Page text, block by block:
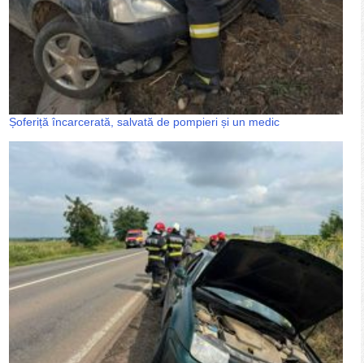
Șoferiță încarcerată, salvată de pompieri și un medic